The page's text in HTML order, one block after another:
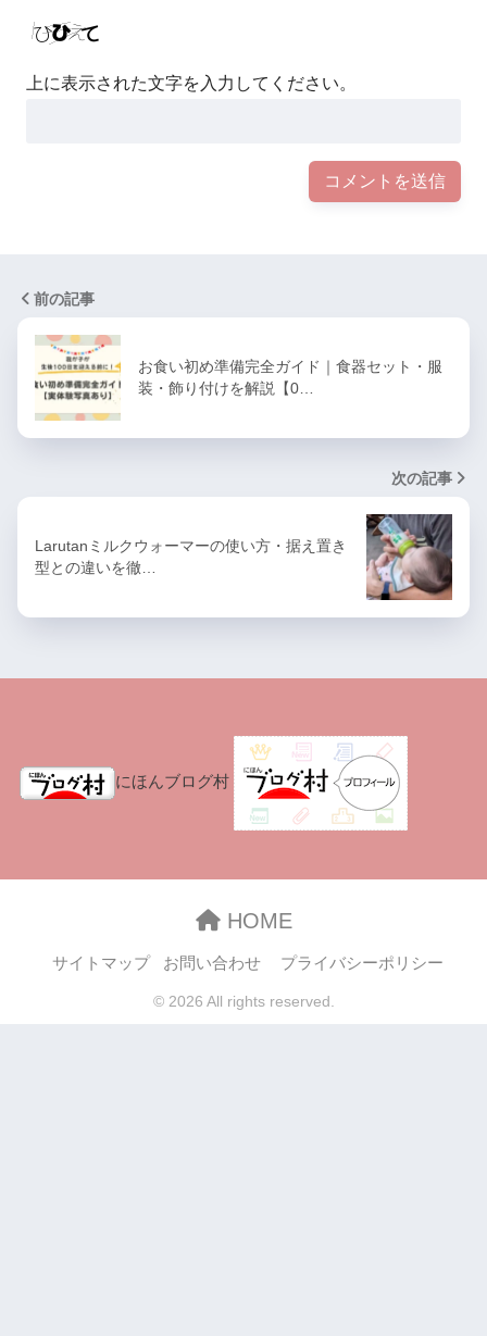
上に表示された文字を入力してください。
前の記事
お食い初め準備完全ガイド｜食器セット・服
装・飾り付けを解説【0…
次の記事
Larutanミルクウォーマーの使い方・据え置き
型との違いを徹…
にほんブログ村
HOME
サイトマップ お問い合わせ プライバシーポリシー
© 2026 All rights reserved.